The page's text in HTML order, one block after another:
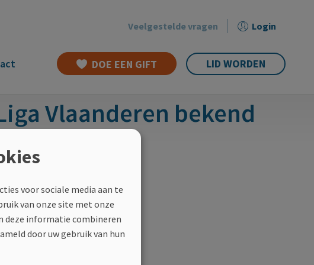
Secondary
menu
Veelgestelde vragen Login
DOE EEN GIFT LID WORDEN
Vlaanderen bekend
voor sociale media aan te
van onze site met onze
deze informatie combineren
door uw gebruik van hun